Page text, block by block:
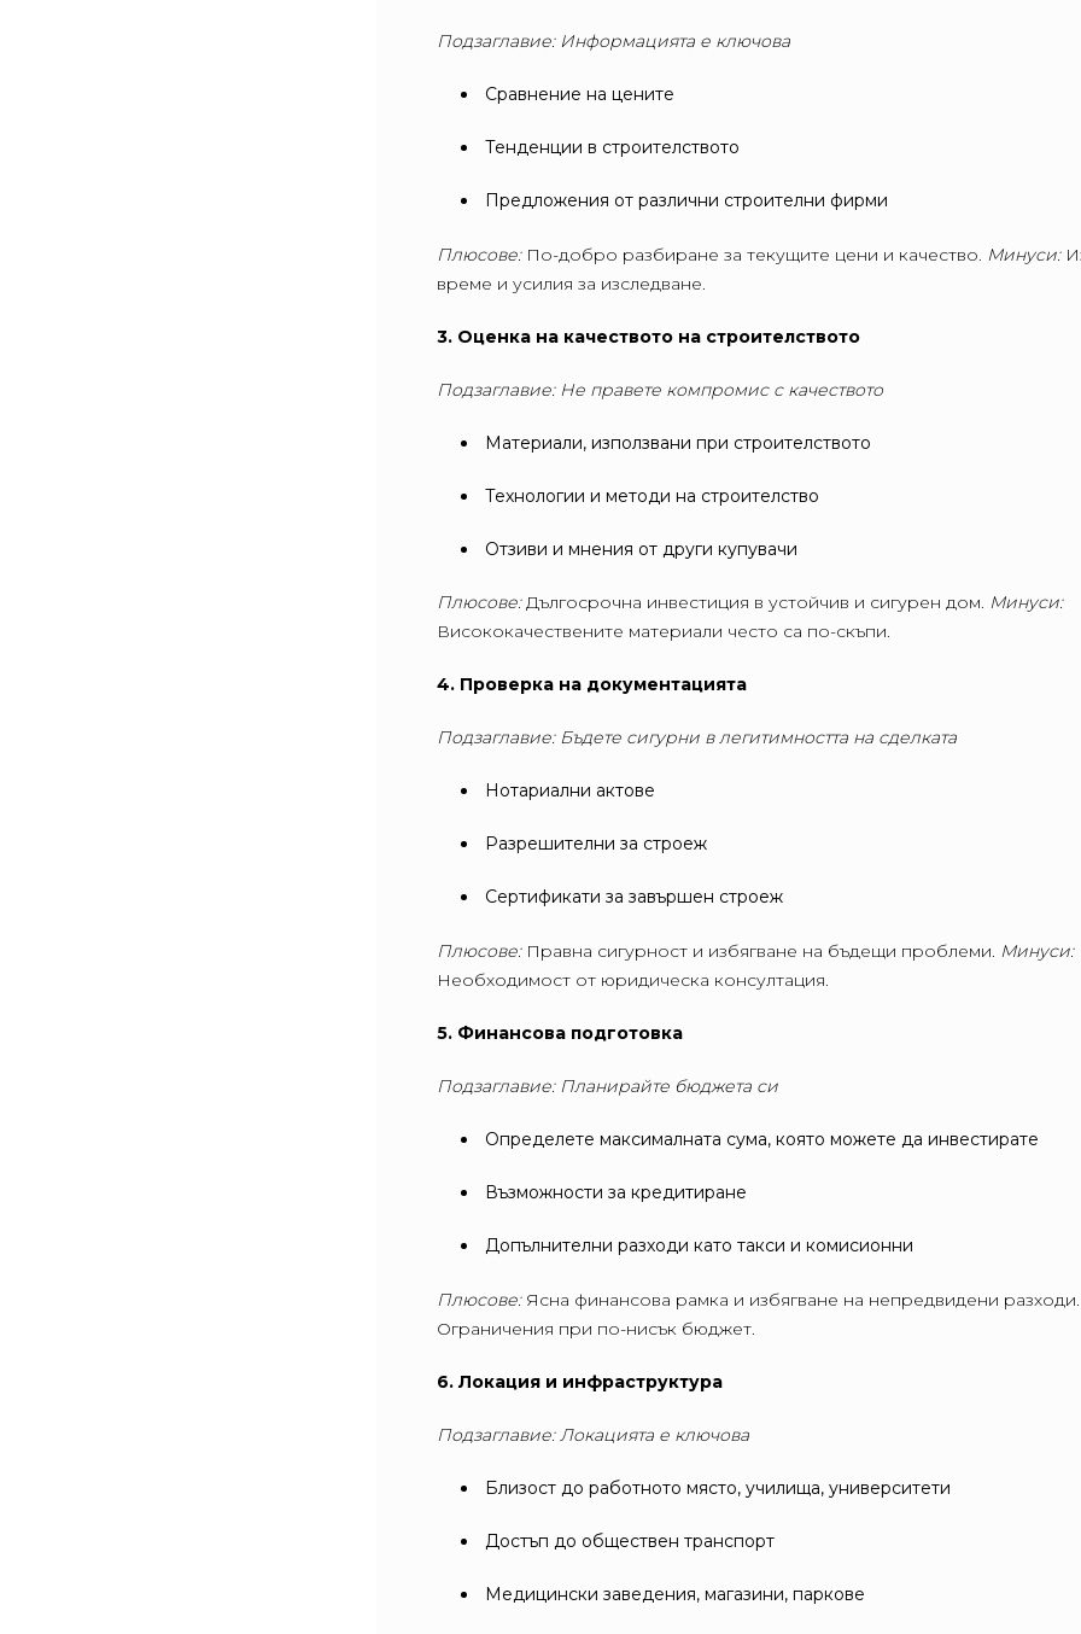
Подзаглавие: Информацията е ключова
Сравнение на цените
Тенденции в строителството
Предложения от различни строителни фирми
Плюсове:По-добро разбиране за текущите цени и качество. Минуси:
време и усилия за изследване.
3. Оценка на качеството на строителството
Подзаглавие: Не правете компромис с качеството
Материали, използвани при строителството
Технологии и методи на строителство
Отзиви и мнения от други купувачи
Плюсове:Дългосрочна инвестиция в устойчив и сигурен дом. Минуси:
Висококачествените материали често са по-скъпи.
4. Проверка на документацията
Подзаглавие: Бъдете сигурни в легитимността на сделката
Нотариални актове
Разрешителни за строеж
Сертификати за завършен строеж
Плюсове:Правна сигурност и избягване на бъдещи проблеми. Минуси:
Необходимост от юридическа консултация.
5. Финансова подготовка
Подзаглавие: Планирайте бюджета си
Определете максималната сума, която можете да инвестирате
Възможности за кредитиране
Допълнителни разходи като такси и комисионни
Плюсове:Ясна финансова рамка и избягване на непредвидени разходи.
Ограничения при по-нисък бюджет.
6. Локация и инфраструктура
Подзаглавие: Локацията е ключова
Близост до работното място, училища, университети
Достъп до обществен транспорт
Медицински заведения, магазини, паркове